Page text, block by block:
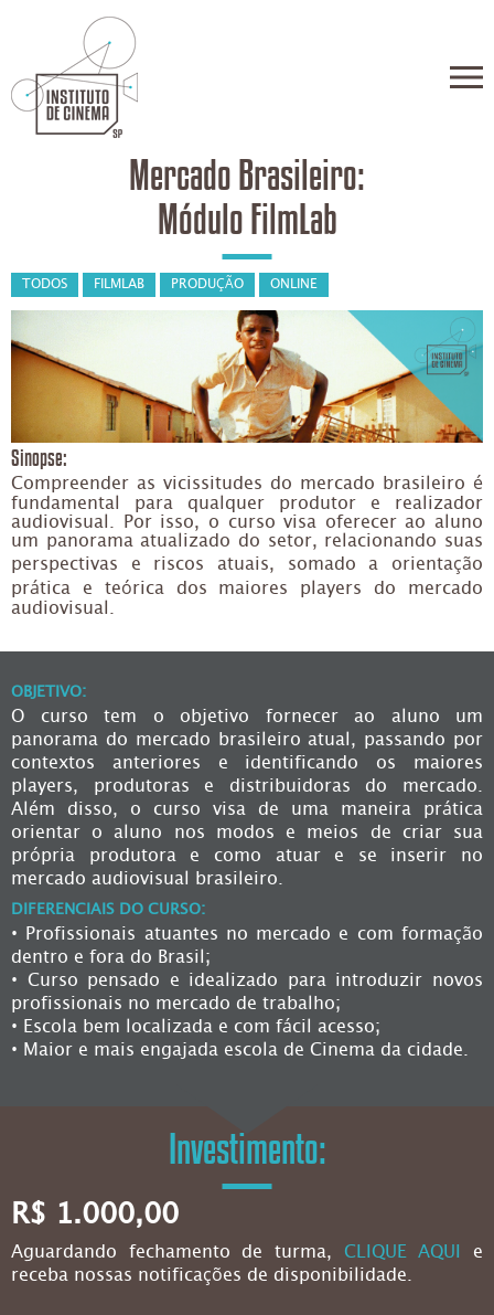
Mercado Brasileiro:
Módulo FilmLab
TODOS FILMLAB PRODUÇÃO ONLINE
Sinopse:
Compreender as vicissitudes do mercado brasileiro é
fundamental para qualquer produtor e realizador
audiovisual. Por isso, o curso visa oferecer ao aluno
um panorama atualizado do setor, relacionando suas
perspectivas e riscos atuais, somado a orientação
prática e teórica dos maiores players do mercado
audiovisual.
OBJETIVO:
O curso tem o objetivo fornecer ao aluno um
panorama do mercado brasileiro atual, passando por
contextos anteriores e identificando os maiores
players, produtoras e distribuidoras do mercado.
Além disso, o curso visa de uma maneira prática
orientar o aluno nos modos e meios de criar sua
própria produtora e como atuar e se inserir no
mercado audiovisual brasileiro.
DIFERENCIAIS DO CURSO:
• Profissionais atuantes no mercado e com formação
dentro e fora do Brasil;
• Curso pensado e idealizado para introduzir novos
profissionais no mercado de trabalho;
• Escola bem localizada e com fácil acesso;
• Maior e mais engajada escola de Cinema da cidade.
Investimento:
R$ 1.000,00
Aguardando fechamento de turma, CLIQUE AQUI
e
receba nossas notificações de disponibilidade.